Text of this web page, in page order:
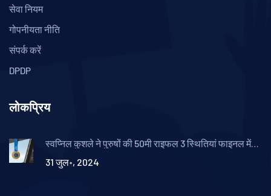
सेवा नियम
गोपनीयता नीति
संपर्क करें
DPDP
लोकप्रिय
स्वप्निल कुशले ने पुरुषों की 50मी राइफल 3 स्थितियां फाइनल में
31 जुल॰, 2024